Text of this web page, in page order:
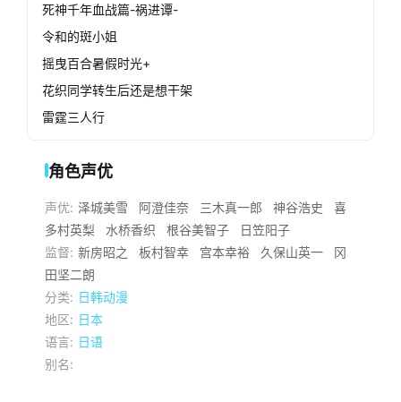
死神千年血战篇-祸进谭-
令和的斑小姐
摇曳百合暑假时光+
花织同学转生后还是想干架
雷霆三人行
角色声优
声优: 泽城美雪 阿澄佳奈 三木真一郎 神谷浩史
喜
多村英梨
水桥香织 根谷美智子
日笠阳子
监督: 新房昭之 板村智幸 宫本幸裕 久保山英一
冈
田坚二朗
分类: 日韩动漫
地区: 日本
语言: 日语
别名: